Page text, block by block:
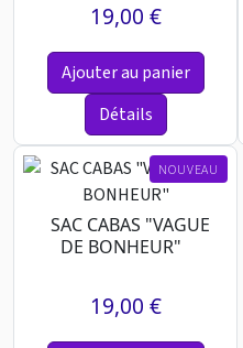
19,00 €
Ajouter au panier
Détails
NOUVEAU
SAC CABAS "VAGUE
DE BONHEUR"
19,00 €